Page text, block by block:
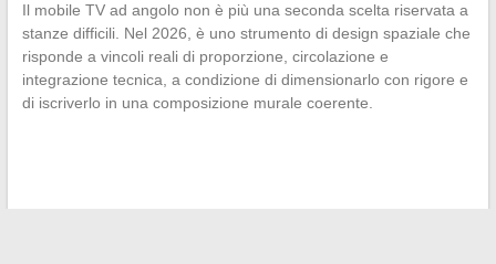
Il mobile TV ad angolo non è più una seconda scelta riservata a
stanze difficili. Nel 2026, è uno strumento di design spaziale che
risponde a vincoli reali di proporzione, circolazione e
integrazione tecnica, a condizione di dimensionarlo con rigore e
di iscriverlo in una composizione murale coerente.